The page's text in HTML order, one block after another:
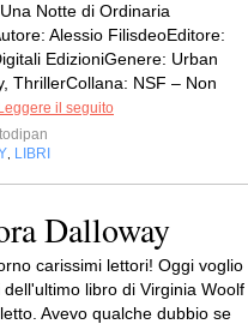
Notte di Ordinaria
Alessio FilisdeoEditore:
EdizioniGenere: Urban
ThrillerCollana: NSF – Non
Leggere il seguito
LIBRI
Dalloway
carissimi lettori! Oggi voglio
dell'ultimo libro di Virginia Woolf
Avevo qualche dubbio se